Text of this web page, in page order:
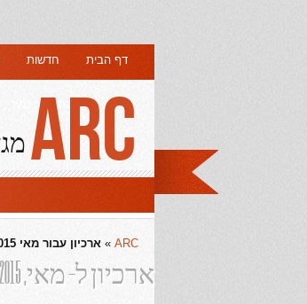
דף הבית חדשות
עיצוב פנים בתקציב נמוך
ARC
ARC
» ארכיון עבור מאי 2015
ארכיון ל- מאי, 2015